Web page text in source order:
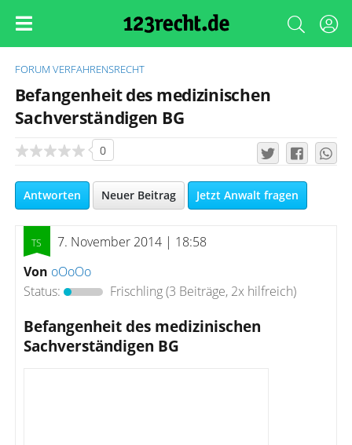
FORUM VERFAHRENSRECHT
Befangenheit des medizinischen
Sachverständigen BG
0
Antworten Neuer Beitrag Jetzt Anwalt fragen
7. November 2014 | 18:58
Von oOoOo
Status:
Frischling(3 Beiträge, 2x hilfreich)
Befangenheit des medizinischen
Sachverständigen BG